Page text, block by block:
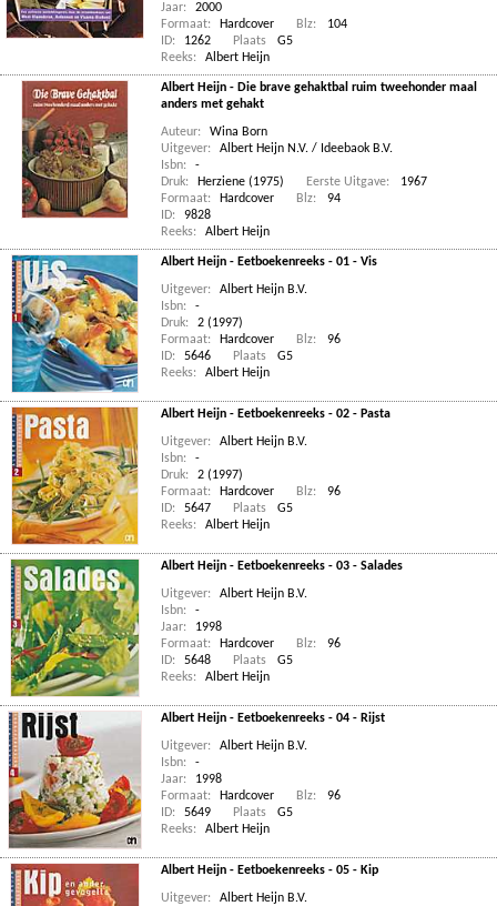
Jaar:
2000
Formaat:
Hardcover Blz:
104
ID:
1262 Plaats
G5
Reeks:
Albert Heijn
Albert Heijn - Die brave gehaktbal ruim tweehonder maal
anders met gehakt
Auteur:
Wina Born
Uitgever:
Albert Heijn N.V. / Ideebaok B.V.
Isbn:
-
Druk:
Herziene (1975) Eerste Uitgave:
1967
Formaat:
Hardcover Blz:
94
ID:
9828
Reeks:
Albert Heijn
Albert Heijn - Eetboekenreeks - 01 - Vis
Uitgever:
Albert Heijn B.V.
Isbn:
-
Druk:
2 (1997)
Formaat:
Hardcover Blz:
96
ID:
5646 Plaats
G5
Reeks:
Albert Heijn
Albert Heijn - Eetboekenreeks - 02 - Pasta
Uitgever:
Albert Heijn B.V.
Isbn:
-
Druk:
2 (1997)
Formaat:
Hardcover Blz:
96
ID:
5647 Plaats
G5
Reeks:
Albert Heijn
Albert Heijn - Eetboekenreeks - 03 - Salades
Uitgever:
Albert Heijn B.V.
Isbn:
-
Jaar:
1998
Formaat:
Hardcover Blz:
96
ID:
5648 Plaats
G5
Reeks:
Albert Heijn
Albert Heijn - Eetboekenreeks - 04 - Rijst
Uitgever:
Albert Heijn B.V.
Isbn:
-
Jaar:
1998
Formaat:
Hardcover Blz:
96
ID:
5649 Plaats
G5
Reeks:
Albert Heijn
Albert Heijn - Eetboekenreeks - 05 - Kip
Uitgever:
Albert Heijn B.V.